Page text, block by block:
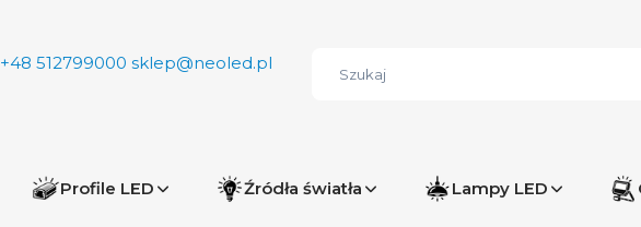
+48 512799000 sklep@neoled.pl
Profile LED Źródła światła Lampy LED